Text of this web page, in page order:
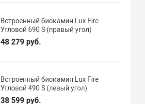
Встроенный биокамин Lux Fire
Угловой 690 S (правый угол)
48 279 руб.
Встроенный биокамин Lux Fire
Угловой 490 S (левый угол)
38 599 руб.